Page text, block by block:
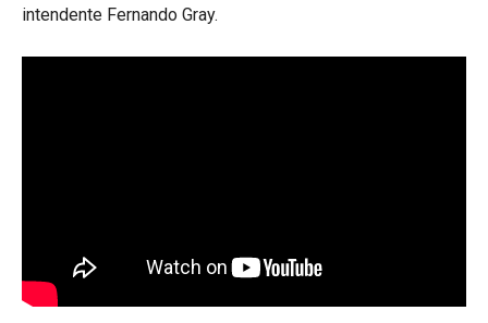
intendente Fernando Gray.